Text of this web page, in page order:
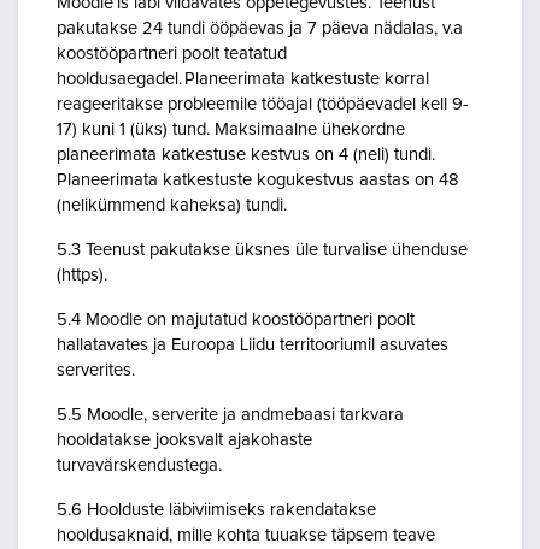
pakutakse 24 tundi ööpäevas ja 7 päeva nädalas, v.a
koostööpartneri poolt teatatud
hooldusaegadel. Planeerimata katkestuste korral
reageeritakse probleemile tööajal (tööpäevadel kell 9-
17) kuni 1 (üks) tund. Maksimaalne ühekordne
planeerimata katkestuse kestvus on 4 (neli) tundi.
Planeerimata katkestuste kogukestvus aastas on 48
(nelikümmend kaheksa) tundi.
5.3 Teenust pakutakse üksnes üle turvalise ühenduse
(https).
5.4 Moodle on majutatud koostööpartneri poolt
hallatavates ja Euroopa Liidu territooriumil asuvates
serverites.
5.5 Moodle, serverite ja andmebaasi tarkvara
hooldatakse jooksvalt ajakohaste
turvavärskendustega.
5.6 Hoolduste läbiviimiseks rakendatakse
hooldusaknaid, mille kohta tuuakse täpsem teave